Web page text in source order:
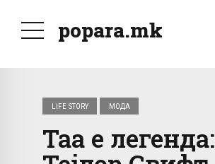
popara.mk
LIFE STORY МОДА
Таа е легенда: